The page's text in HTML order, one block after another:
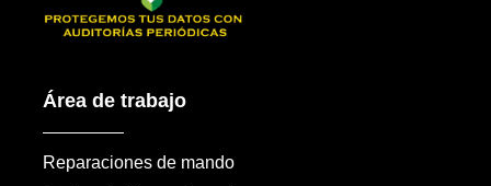
Área de trabajo
Reparaciones de mando